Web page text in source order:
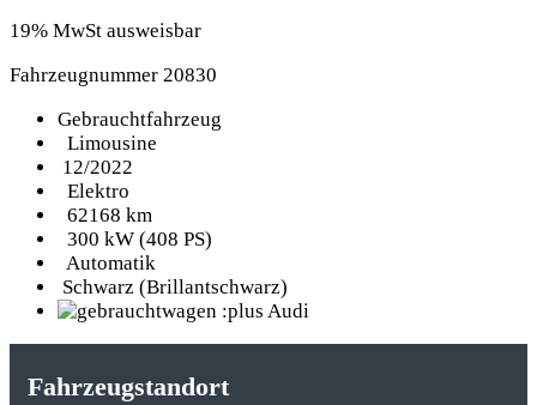
19% MwSt ausweisbar
Fahrzeugnummer 20830
Gebrauchtfahrzeug
Limousine
12/2022
Elektro
62168 km
300 kW (408 PS)
Automatik
Schwarz (Brillantschwarz)
Fahrzeugstandort